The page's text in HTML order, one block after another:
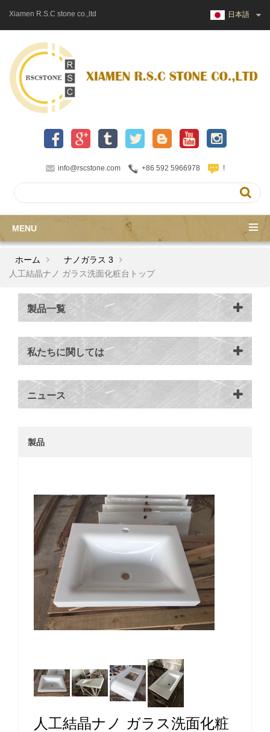
Xiamen R.S.C stone co.,ltd 日本語
info@rscstone.com +86 592 5966978 !
MENU
ホーム
ナノガラス 3
人工結晶ナノ ガラス洗面化粧台トップ
製品一覧
私たちに関しては
ニュース
製品
人工結晶ナノ ガラス洗面化粧